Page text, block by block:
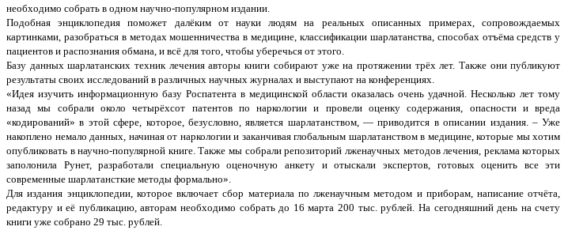
необходимо собрать в одном научно-популярном издании.
Подобная энциклопедия поможет далёким от науки людям на реальных описанных примерах, сопровождаемых
картинками, разобраться в методах мошенничества в медицине, классификации шарлатанства, способах отъёма средств у
пациентов и распознания обмана, и всё для того, чтобы уберечься от этого.
Базу данных шарлатанских техник лечения авторы книги собирают уже на протяжении трёх лет. Также они публикуют
результаты своих исследований в различных научных журналах и выступают на конференциях.
«Идея изучить информационную базу Роспатента в медицинской области оказалась очень удачной. Несколько лет тому
назад мы собрали около четырёхсот патентов по наркологии и провели оценку содержания, опасности и вреда
«кодирований» в этой сфере, которое, безусловно, является шарлатанством, — приводится в описании издания. – Уже
накоплено немало данных, начиная от наркологии и заканчивая глобальным шарлатанством в медицине, которые мы хотим
опубликовать в научно-популярной книге. Также мы собрали репозиторий лженаучных методов лечения, реклама которых
заполонила Рунет, разработали специальную оценочную анкету и отыскали экспертов, готовых оценить все эти
современные шарлатансткие методы формально».
Для издания энциклопедии, которое включает сбор материала по лженаучным методом и приборам, написание отчёта,
редактуру и её публикацию, авторам необходимо собрать до 16 марта 200 тыс. рублей. На сегодняшний день на счету
книги уже собрано 29 тыс. рублей.